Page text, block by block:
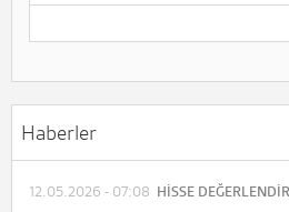
Haberler
12.05.2026 - 07:08